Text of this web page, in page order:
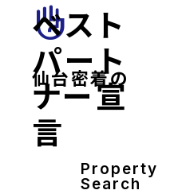
front_hand
仙台密着の
ベスト
パート
ナー宣
言
Property
Search